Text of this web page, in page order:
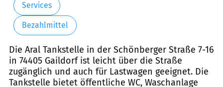
Services
Bezahlmittel
Die Aral Tankstelle in der Schönberger Straße 7-16
in 74405 Gaildorf ist leicht über die Straße
zugänglich und auch für Lastwagen geeignet. Die
Tankstelle bietet öffentliche WC, Waschanlage